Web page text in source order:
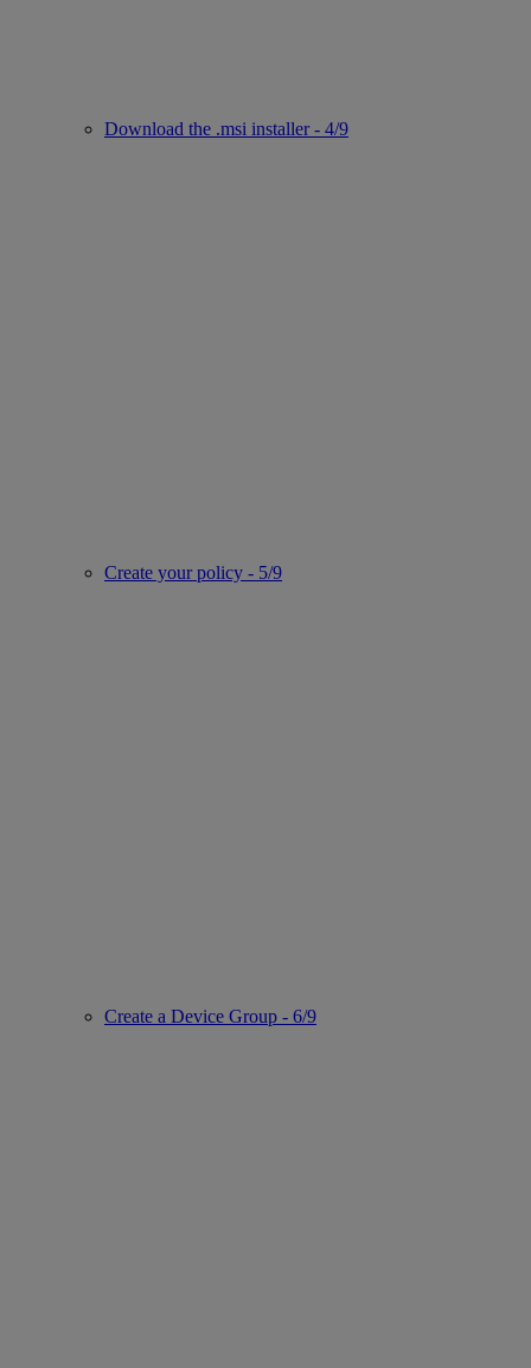
Download the .msi installer - 4/9
Create your policy - 5/9
Create a Device Group - 6/9